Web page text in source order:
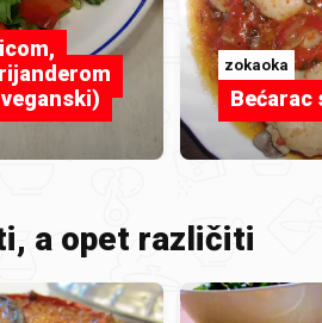
zokaoka
Bećarac
a opet različiti